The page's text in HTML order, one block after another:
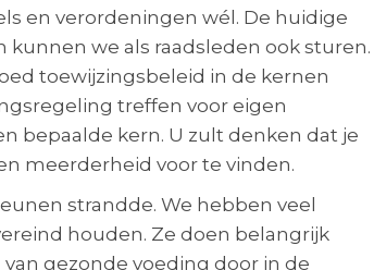
en verordeningen wél. De huidige
we als raadsleden ook sturen.
toewijzingsbeleid in de kernen
treffen voor eigen
bepaalde kern. U zult denken dat je
meerderheid voor te vinden.
strandde. We hebben veel
houden. Ze doen belangrijk
gezonde voeding door in de